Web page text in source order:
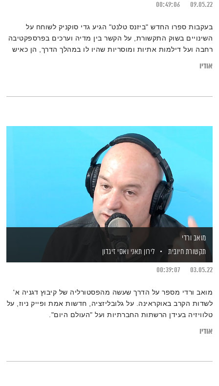
09.05.22
00:49:06
בעקבות ספרו החדש "ביזנס טלנט" הגיע גדי סוקניק לשוחח על
השינויים בשוק התקשורת, על הקשר בין מדיה וערכים בפרספקטיבה
רחבה ועל דילמות אתיות ומוסריות שהיו לו במהלך הדרך, הן כאיש
אודיו
מואב ורדי
תקשורת חיובית
לירון תאני ואסי זיגדון
03.05.22
00:39:07
מואב ורדי מספר על הדרך שעשה מהפסטורליה של קיבוץ דגניה א'
לשדות הקרב באוקראינה. על גלובליזציה, חדשות אמת ופייק ניוז, על
טלוויזיה בעידן הרשתות החברתיות ועל "העולם היום".
אודיו